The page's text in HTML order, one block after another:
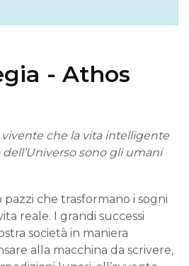
- Athos
che la vita intelligente
sono gli umani
pazzi che trasformano i sogni
reale. I grandi successi
società in maniera
alla macchina da scrivere,